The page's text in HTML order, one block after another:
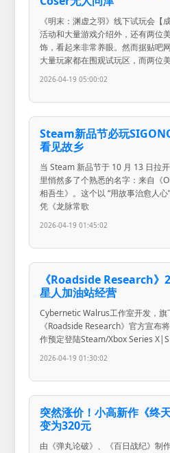
《明末：渊虚之羽》线下试玩会【
活动和大量游戏介绍外，还有两位
饰，看起来非常养眼。然而据贴吧
大量玩家都在围观试玩区，而两位
2026-04-19 05:00:02
Steam新品节必玩
看见故乡
当 Steam 新品节于 10 月 13 日拉
里悄然多了个熟悉的名字：来自《
相吾生》。这个以 “用故事治愈人
凭《龙脉常歌
2026-04-19 01:45:02
《Roadside Research》
星人加油站经营
Cybernetic Walrus工作室开发，
《Roadside Research》官方宣布
作预定登陆Steam/Xbox Series
2026-04-19 01:30:02
突然涨价！小高新作《终
变为320元
由《弹丸论破》、《百日战纪》制